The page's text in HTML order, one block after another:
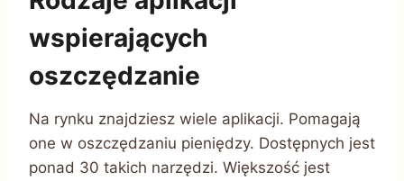
wspierających
oszczędzanie
Na rynku znajdziesz wiele aplikacji. Pomagają
one w oszczędzaniu pieniędzy. Dostępnych jest
ponad 30 takich narzędzi. Większość jest